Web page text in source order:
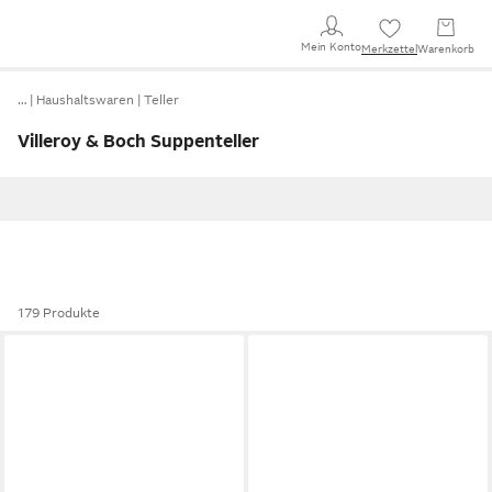
Mein KontoMerkzettel Warenkorb
… Haushaltswaren Teller
Villeroy & Boch Suppenteller
179 Produkte